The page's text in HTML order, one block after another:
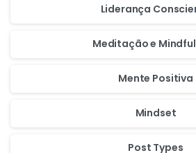
Liderança
Meditação e
Mente Positiva
Mindset
Post Types